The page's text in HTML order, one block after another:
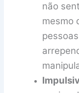
não
mesmo